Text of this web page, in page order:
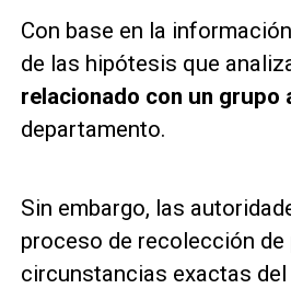
Con base en la
de las hipótesis que
relacionado con un grupo
departamento.
Sin embargo, las
proceso de recolección
circunstancias exactas